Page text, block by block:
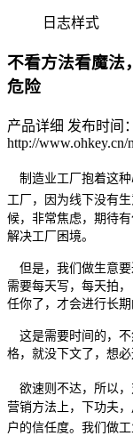
日志样式
不看方法看魔法
危险
产品详细 发布时间
http://www.ohkey.cn/
制造业工厂抱着这
工厂，因为线下没有
候，非常焦虑，期待
解决工厂困境。
但是，我们做生意
需要每天写，每天拍
任你了，才会进行长期
这是需要时间的，
格，就没下文了，想必
欲速则不达，所以
营销方法上，下功夫
户的信任度。我们做